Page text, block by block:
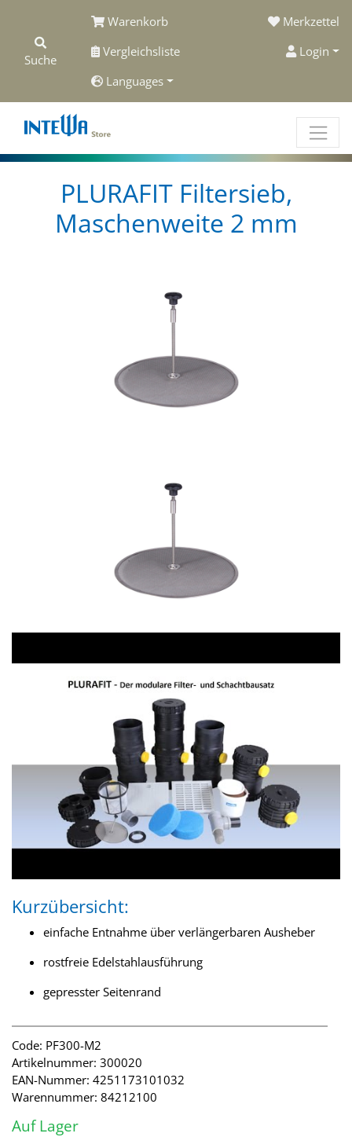
Suche
Warenkorb
Merkzettel
Vergleichsliste
Login
Languages
PLURAFIT Filtersieb,
Maschenweite 2 mm
Kurzübersicht:
einfache Entnahme über verlängerbaren Ausheber
rostfreie Edelstahlausführung
gepresster Seitenrand
Code: PF300-M2
Artikelnummer: 300020
EAN-Nummer: 4251173101032
Warennummer: 84212100
Auf Lager